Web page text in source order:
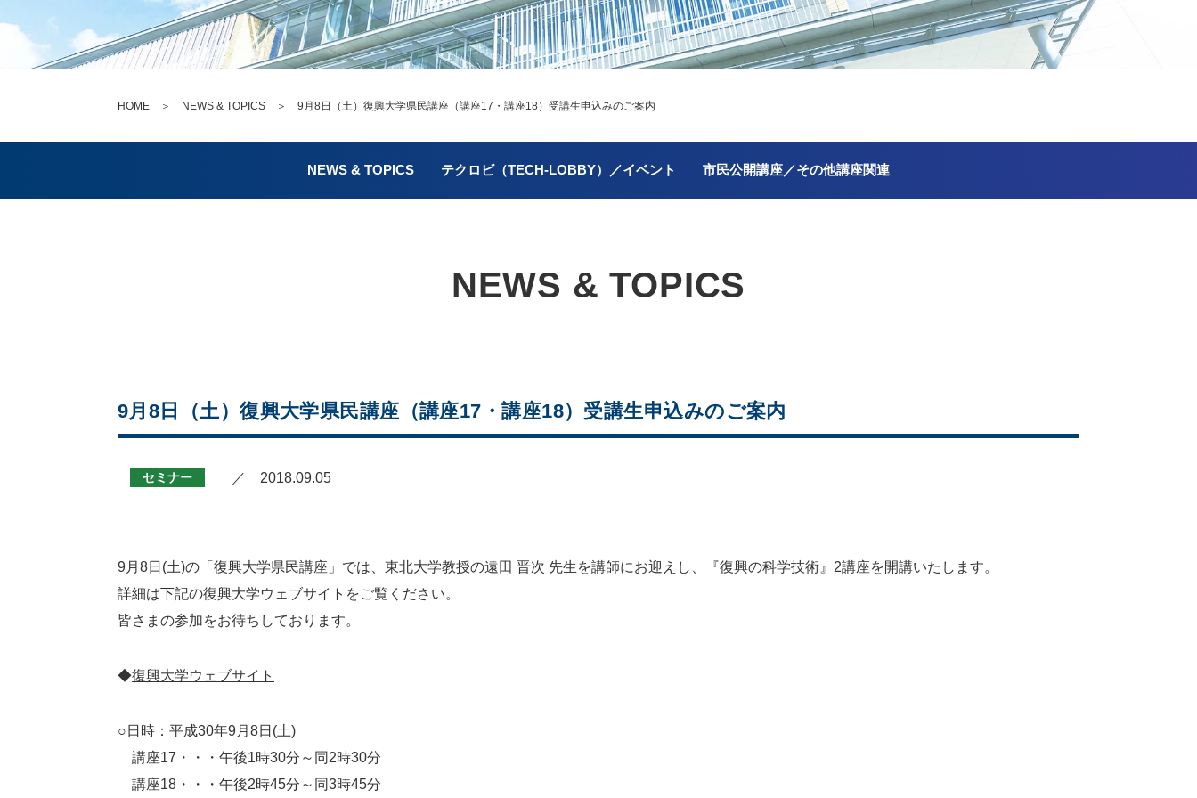
HOME ＞ NEWS & TOPICS ＞ 9月8日（土）復興大学県民講座（講座17・講座18）受講生申込みのご案内
NEWS & TOPICS テクロビ（TECH-LOBBY）／イベント 市民公開講座／その他講座関連
NEWS & TOPICS
9月8日（土）復興大学県民講座（講座17・講座18）受講生申込みのご案内
セミナー ／ 2018.09.05
9月8日(土)の「復興大学県民講座」では、東北大学教授の遠田 晋次 先生を講師にお迎えし、『復興の科学技術』2講座を開講いたします。
詳細は下記の復興大学ウェブサイトをご覧ください。
皆さまの参加をお待ちしております。
◆復興大学ウェブサイト
○日時：平成30年9月8日(土)
講座17・・・午後1時30分～同2時30分
講座18・・・午後2時45分～同3時45分